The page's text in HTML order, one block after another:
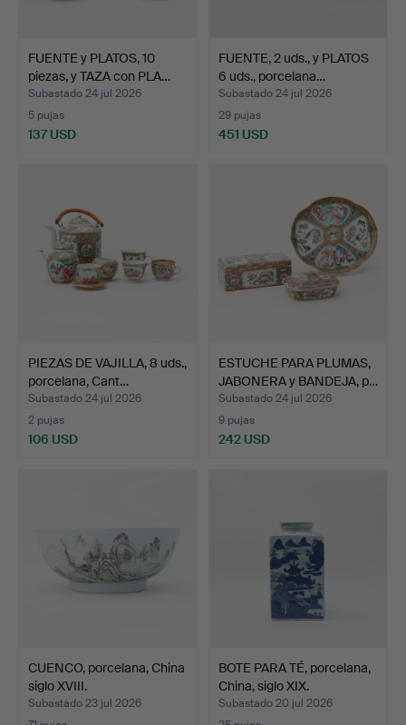
FUENTE y PLATOS, 10
piezas, y TAZA con PLA…
Subastado 24 jul 2026
5 pujas
137 USD
FUENTE, 2 uds., y PLATOS
6 uds., porcelana…
Subastado 24 jul 2026
29 pujas
451 USD
PIEZAS DE VAJILLA, 8 uds.,
porcelana, Cant…
Subastado 24 jul 2026
2 pujas
106 USD
ESTUCHE PARA PLUMAS,
JABONERA y BANDEJA, p…
Subastado 24 jul 2026
9 pujas
242 USD
CUENCO, porcelana, China
siglo XVIII.
Subastado 23 jul 2026
BOTE PARA TÉ, porcelana,
China, siglo XIX.
Subastado 20 jul 2026